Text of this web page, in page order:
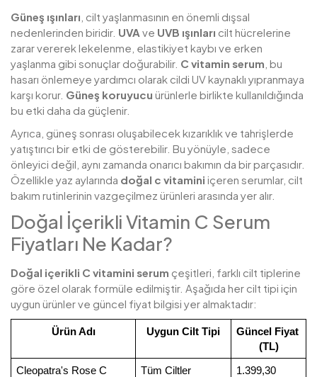
Güneş ışınları , cilt yaşlanmasının en önemli dışsal
nedenlerinden biridir. UVA ve UVB ışınları cilt hücrelerine
zarar vererek lekelenme, elastikiyet kaybı ve erken
yaşlanma gibi sonuçlar doğurabilir. C vitamin serum , bu
hasarı önlemeye yardımcı olarak cildi UV kaynaklı yıpranmaya
karşı korur. Güneş koruyucu ürünlerle birlikte kullanıldığında
bu etki daha da güçlenir.
Ayrıca, güneş sonrası oluşabilecek kızarıklık ve tahrişlerde
yatıştırıcı bir etki de gösterebilir. Bu yönüyle, sadece
önleyici değil, aynı zamanda onarıcı bakımın da bir parçasıdır.
Özellikle yaz aylarında doğal c vitamini içeren serumlar, cilt
bakım rutinlerinin vazgeçilmez ürünleri arasında yer alır.
Doğal İçerikli Vitamin C Serum
Fiyatları Ne Kadar?
Doğal içerikli C vitamini serum çeşitleri, farklı cilt tiplerine
göre özel olarak formüle edilmiştir. Aşağıda her cilt tipi için
uygun ürünler ve güncel fiyat bilgisi yer almaktadır:
Ürün Adı Uygun Cilt Tipi
Güncel Fiyat
(TL)
Cleopatra's Rose C
Tüm Ciltler 1.399,30